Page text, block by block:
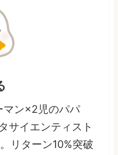
ン×2児のパパ
サイエンティスト
リターン10%突破